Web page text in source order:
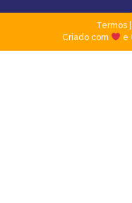
Termos|
Criado com
e